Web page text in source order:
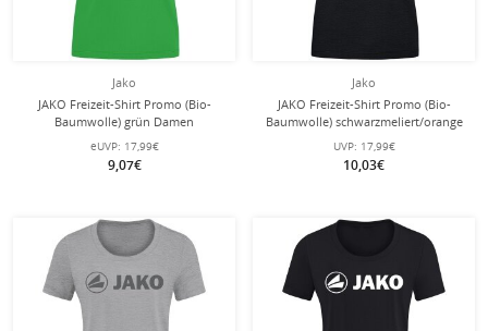
Jako
JAKO Freizeit-Shirt Promo (Bio-
Baumwolle) grün Damen
eUVP: 17,99€
9,07€
Jako
JAKO Freizeit-Shirt Promo (Bio-
Baumwolle) schwarzmeliert/orange
Damen
UVP: 17,99€
10,03€